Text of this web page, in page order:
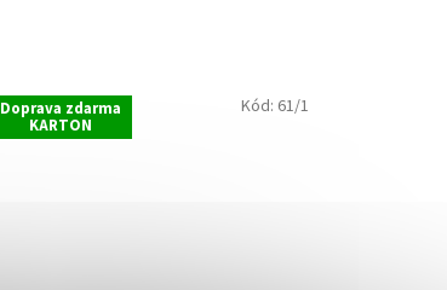
Doprava zdarma
KARTON
Kód: 61/1